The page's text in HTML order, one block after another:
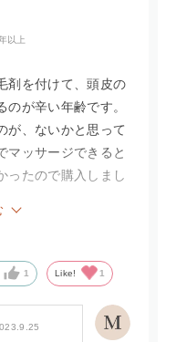
以上
剤を付けて、頭皮の
が辛い年齢です。
が、ないかと思って
マッサージできると
ったので購入しまし
。最初に、こめかみ
用し気持ち良いで
1 Like! 1